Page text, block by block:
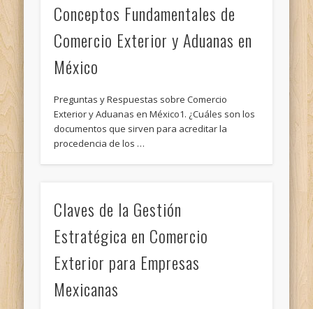
Conceptos Fundamentales de
Comercio Exterior y Aduanas en
México
Preguntas y Respuestas sobre Comercio
Exterior y Aduanas en México1. ¿Cuáles son los
documentos que sirven para acreditar la
procedencia de los …
Claves de la Gestión
Estratégica en Comercio
Exterior para Empresas
Mexicanas